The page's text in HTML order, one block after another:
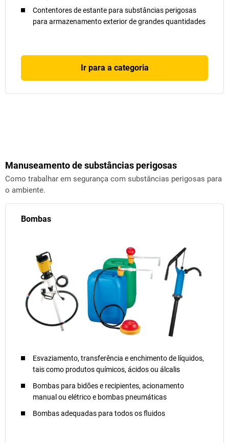
Contentores de estante para substâncias perigosas
para armazenamento exterior de grandes quantidades
Ir para a categoria
Manuseamento de substâncias perigosas
Como trabalhar em segurança com substâncias perigosas para
o ambiente.
Bombas
Esvaziamento, transferência e enchimento de líquidos,
tais como produtos químicos, ácidos ou álcalis
Bombas para bidões e recipientes, acionamento
manual ou elétrico e bombas pneumáticas
Bombas adequadas para todos os fluidos